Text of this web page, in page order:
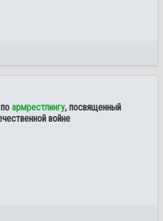
армрестлингу, посвященный
войне